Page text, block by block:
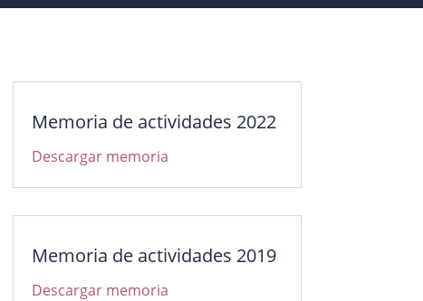
Memoria de actividades 2022
Descargar memoria
Memoria de actividades 2019
Descargar memoria